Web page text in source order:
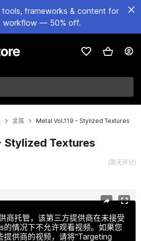
frameworks & content for
workflow — 50% off.
金属 Metal Vol.119 - Stylized Textures
Stylized Textures
(暂无评分)
商托管，该第三方提供商在未接受
情况下不允许观看视频。如果您
提供商的视频，请将“Targeting